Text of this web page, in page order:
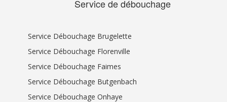
Service de débouchage
Service Débouchage Brugelette
Service Débouchage Florenville
Service Débouchage Faimes
Service Débouchage Butgenbach
Service Débouchage Onhaye